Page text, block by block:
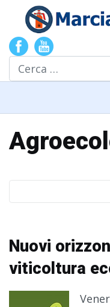
Cerca
Nuovi
viticoltura